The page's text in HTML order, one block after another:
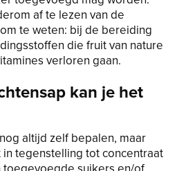
af te lezen van de
te weten: bij de bereiding
die fruit van nature
verloren gaan.
kan je het
altijd zelf bepalen, maar
tegenstelling tot concentraat